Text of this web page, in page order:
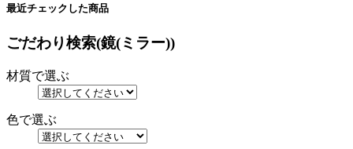
最近チェックした商品
ごだわり検索(鏡(ミラー))
材質で選ぶ
色で選ぶ